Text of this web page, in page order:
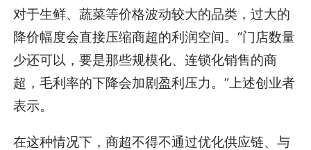
对于生鲜、蔬菜等价格波动较大的品类，过大的
降价幅度会直接压缩商超的利润空间。“门店数量
少还可以，要是那些规模化、连锁化销售的商
超，毛利率的下降会加剧盈利压力。”上述创业者
表示。
在这种情况下，商超不得不通过优化供应链、与